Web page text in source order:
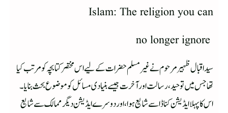
Islam: The religion you can
سید اقبال ظہیر مرحوم نے غیر مسلم حضرات کے لیے اس مختصر کتابچہ کو مرتب کیا
تھا جس میں توحید ،رسالت اور آخرت جیسے بنیادی مسائل کو موضوع بحث بنایا ۔
اس کا پہلا ایڈیشن کناڈا سے شایع ہوا ، اور دوسرے ایڈیشن دیگر ممالک سے شایع